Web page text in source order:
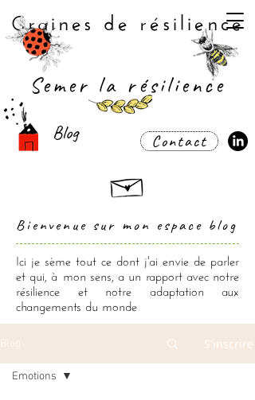
Semer la résilience
Graines de résilience
Contact
Blog
Bienvenue sur mon espace blog
Ici je sème tout ce dont j'ai envie de parler
et qui, à mon sens, a un rapport avec notre
résilience et notre adaptation aux
changements du monde
Blog S'inscrire
Emotions